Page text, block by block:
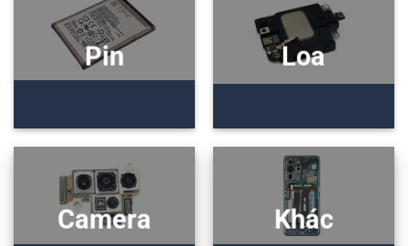
Pin Loa
Camera Khác